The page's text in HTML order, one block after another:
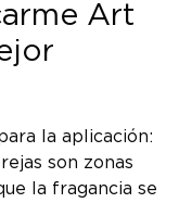
Art
la aplicación:
son zonas
la fragancia se